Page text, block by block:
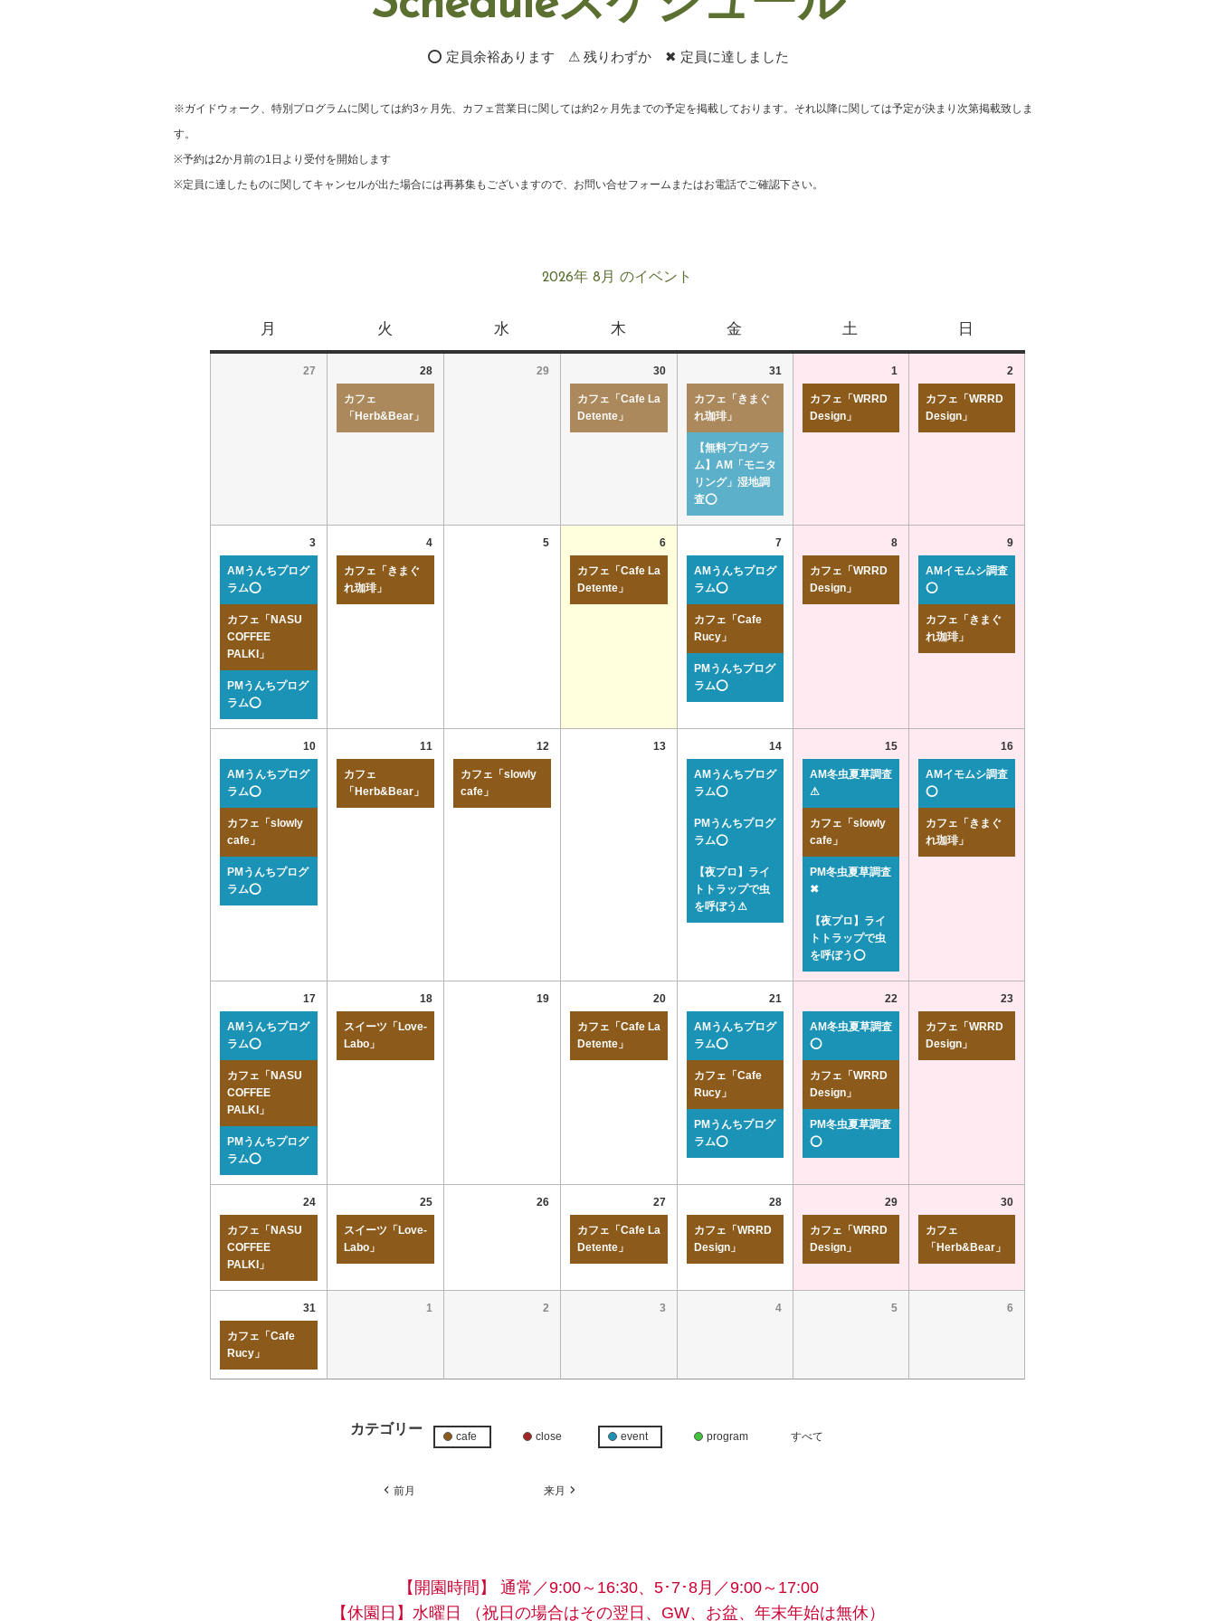
⭕ 定員余裕あります ⚠ 残りわずか ✖ 定員に達しました
※ガイドウォーク、特別プログラムに関しては約3ヶ月先、カフェ営業日に関しては約2ヶ月先までの予定を掲載しております。それ以降に関しては予定が決まり次第掲載致しま
す。
※予約は2か月前の1日より受付を開始します
※定員に達したものに関してキャンセルが出た場合には再募集もございますので、お問い合せフォームまたはお電話でご確認下さい。
2026年 8月 のイベント
月 火 水 木 金 土 日
27 28
カフェ
「Herb&Bear」
29 30
カフェ「Cafe La
Detente」
31
カフェ「きまぐ
れ珈琲」
【無料プログラ
ム】AM「モニタ
リング」湿地調
査⭕
1
カフェ「WRRD
Design」
2
カフェ「WRRD
Design」
3
AMうんちプログ
ラム⭕
カフェ「NASU
COFFEE
PALKI」
PMうんちプログ
ラム⭕
4
カフェ「きまぐ
れ珈琲」
5 6
カフェ「Cafe La
Detente」
7
AMうんちプログ
ラム⭕
カフェ「Cafe
Rucy」
PMうんちプログ
ラム⭕
8
カフェ「WRRD
Design」
9
AMイモムシ調査
⭕
カフェ「きまぐ
れ珈琲」
10
AMうんちプログ
ラム⭕
カフェ「slowly
cafe」
PMうんちプログ
ラム⭕
11
カフェ
「Herb&Bear」
12
カフェ「slowly
cafe」
13 14
AMうんちプログ
ラム⭕
PMうんちプログ
ラム⭕
【夜プロ】ライ
トトラップで虫
を呼ぼう⚠
15
AM冬虫夏草調査
⚠
カフェ「slowly
cafe」
PM冬虫夏草調査
✖
【夜プロ】ライ
トトラップで虫
を呼ぼう⭕
16
AMイモムシ調査
⭕
カフェ「きまぐ
れ珈琲」
17
AMうんちプログ
ラム⭕
カフェ「NASU
COFFEE
PALKI」
PMうんちプログ
ラム⭕
18
スイーツ「Love-
Labo」
19 20
カフェ「Cafe La
Detente」
21
AMうんちプログ
ラム⭕
カフェ「Cafe
Rucy」
PMうんちプログ
ラム⭕
22
AM冬虫夏草調査
⭕
カフェ「WRRD
Design」
PM冬虫夏草調査
⭕
23
カフェ「WRRD
Design」
24
カフェ「NASU
COFFEE
PALKI」
25
スイーツ「Love-
Labo」
26 27
カフェ「Cafe La
Detente」
28
カフェ「WRRD
Design」
29
カフェ「WRRD
Design」
30
カフェ
「Herb&Bear」
31
カフェ「Cafe
Rucy」
1 2 3 4 5 6
カテゴリー cafe close event program すべて
前月 来月
【開園時間】
通常／9:00～16:30、5･7･8月／9:00～17:00
【休園日】水曜日
（祝日の場合はその翌日、GW、お盆、年末年始は無休）